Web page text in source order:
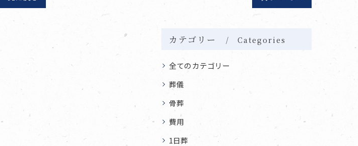
カテゴリー Categories
全てのカテゴリー
葬儀
骨葬
費用
1日葬